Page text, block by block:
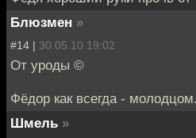
Блюзмен »
#14 | 30.05.10 19:02
От уроды ©
Фёдор как всегда - молодцом.
Шмель »